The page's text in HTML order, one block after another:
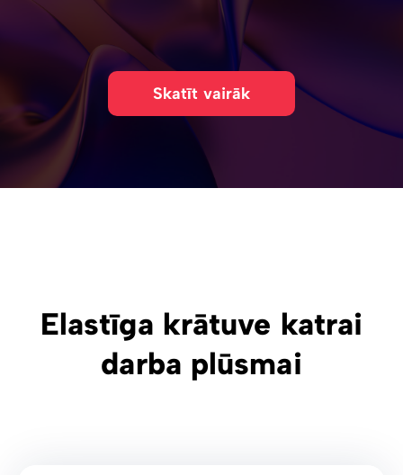
Skatīt vairāk
Elastīga krātuve katrai
darba plūsmai